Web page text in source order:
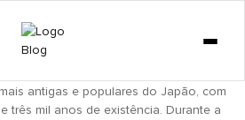
O YOSHI
antigas e populares do Japão, com
três mil anos de existência. Durante a